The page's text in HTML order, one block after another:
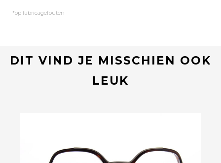
*op fabricagefouten
DIT VIND JE MISSCHIEN OOK
LEUK